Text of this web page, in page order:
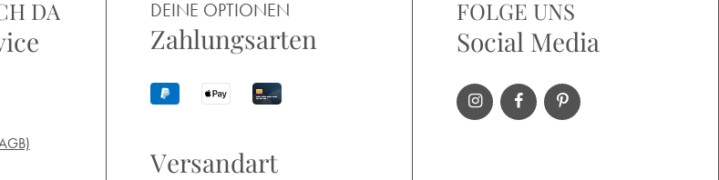
DA DEINE OPTIONEN
Zahlungsarten
Versandart
FOLGE UNS
Social Media